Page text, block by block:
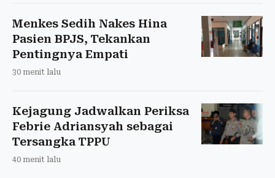
Menkes Sedih Nakes Hina
Pasien BPJS, Tekankan
Pentingnya Empati
30 menit lalu
Kejagung Jadwalkan Periksa
Febrie Adriansyah sebagai
Tersangka TPPU
40 menit lalu